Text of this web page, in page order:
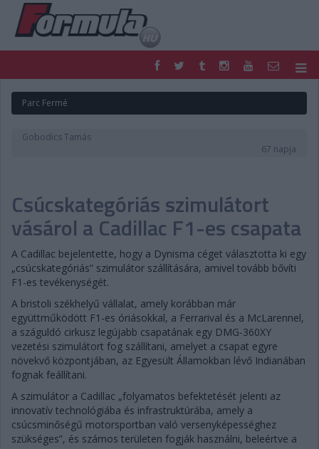
FORMULA
MOTOR
NEMZETKÖZI
DIGITÁLIS MAGAZIN
PONTÁLLÁSOK
VERSENYNAPTÁRAK
Parc Fermé
Gobodics Tamás
67 napja
Csúcskategóriás szimulátort
vásárol a Cadillac F1-es csapata
A Cadillac bejelentette, hogy a Dynisma céget választotta ki egy
„csúcskategóriás” szimulátor szállítására, amivel tovább bővíti
F1-es tevékenységét.
A bristoli székhelyű vállalat, amely korábban már
együttműködött F1-es óriásokkal, a Ferrarival és a McLarennel,
a száguldó cirkusz legújabb csapatának egy DMG-360XY
vezetési szimulátort fog szállítani, amelyet a csapat egyre
növekvő központjában, az Egyesült Államokban lévő Indianában
fognak feállítani.
A szimulátor a Cadillac „folyamatos befektetését jelenti az
innovatív technológiába és infrastruktúrába, amely a
csúcsminőségű motorsportban való versenyképességhez
szükséges”, és számos területen fogják használni, beleértve a